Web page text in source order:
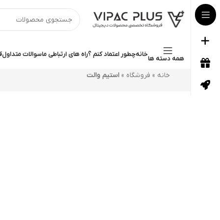
همه دسته ها
خانهچطور اعتماد کنم ؟راه های ارتباطی ماسوالات متداول
خانه » فروشگاه » استیم والت